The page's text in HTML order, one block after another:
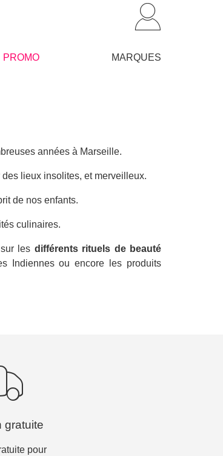
PROMO MARQUES
années à Marseille.
lieux insolites, et merveilleux.
de nos enfants.
culinaires.
les différents rituels de beauté
Indiennes ou encore les produits
gratuite
pour